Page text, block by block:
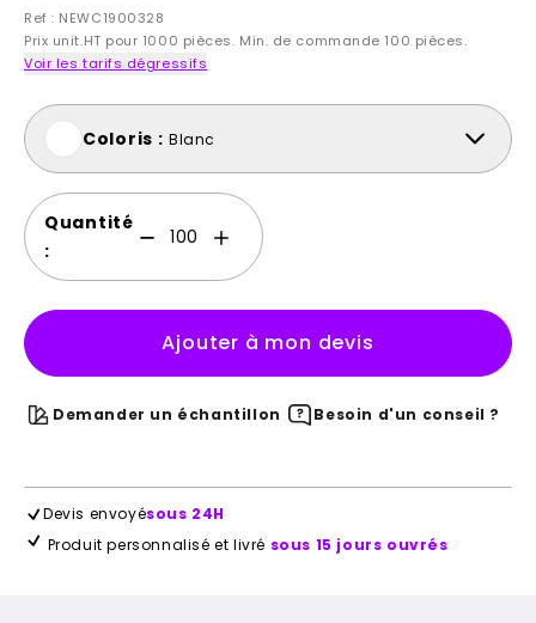
Ref : NEWC1900328
Prix unit.HT pour 1000 pièces. Min. de commande 100 pièces.
Voir les tarifs dégressifs
Coloris : Blanc
Quantité
:
Ajouter à mon devis
Demander un échantillon Besoin d'un conseil ?
Devis envoyésous 24H
Produit personnalisé et livré sous 15 jours ouvrés